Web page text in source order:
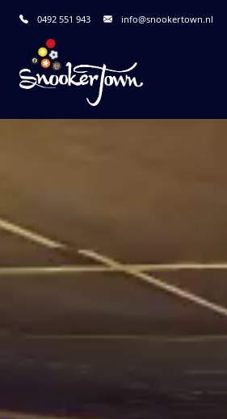
0492 551 943 info@snookertown.nl